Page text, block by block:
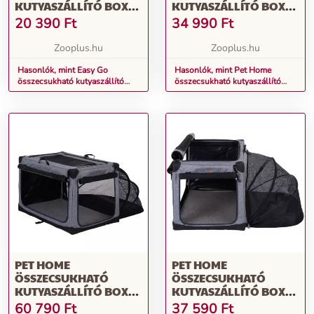
KUTYASZÁLLÍTÓ BOX
KUTYÁKNAK,
MACSKÁKNAK- L: SZ 57
X MÉ 77 X MA 63 CM
20 390 Ft
Zooplus.hu
Hasonlók, mint Easy Go
összecsukható kutyaszállító
box kutyáknak, macskáknak- L:
KUTYASZÁLLÍTÓ BOX
KUTYÁKNAK,
MACSKÁKNAK- L: SZ 91
X MÉ 61X MA 58 CM
34 990 Ft
Zooplus.hu
Hasonlók, mint Pet Home
összecsukható kutyaszállító
box kutyáknak, macskáknak- L:
PET HOME
ÖSSZECSUKHATÓ
KUTYASZÁLLÍTÓ BOX
KUTYÁKNAK,
60 790 Ft
PET HOME
ÖSSZECSUKHATÓ
KUTYASZÁLLÍTÓ BOX
KUTYÁKNAK,
37 590 Ft